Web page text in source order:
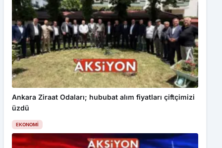
Ankara Ziraat Odaları; hububat alım fiyatları çiftçimizi
üzdü
EKONOMI